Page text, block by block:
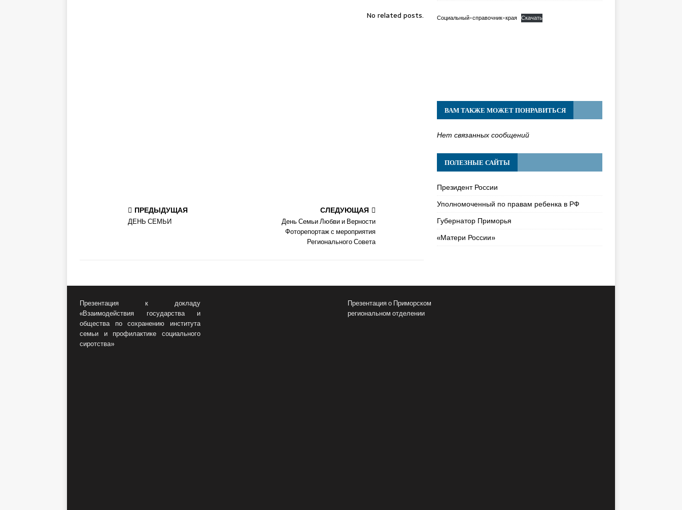
No related posts.
ПРЕДЫДУЩАЯ
ДЕНЬ СЕМЬИ
СЛЕДУЮЩАЯ
День Семьи Любви и Верности
Фоторепортаж с мероприятия
Регионального Совета
Социальный-справочник-края Скачать
ВАМ ТАКЖЕ МОЖЕТ ПОНРАВИТЬСЯ
Нет связанных сообщений
ПОЛЕЗНЫЕ САЙТЫ
Президент России
Уполномоченный по правам ребенка в РФ
Губернатор Приморья
«Матери России»
Презентация к докладу
«Взаимодействия государства и
общества по сохранению института
семьи и профилактике социального
сиротства»
Презентация о Приморском
региональном отделении